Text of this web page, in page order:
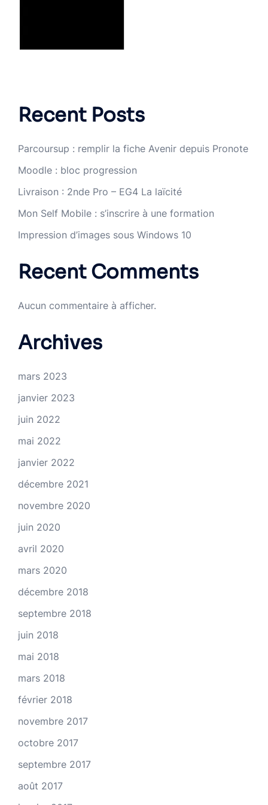
Recent Posts
Parcoursup : remplir la fiche Avenir depuis Pronote
Moodle : bloc progression
Livraison : 2nde Pro – EG4 La laïcité
Mon Self Mobile : s’inscrire à une formation
Impression d’images sous Windows 10
Recent Comments
Aucun commentaire à afficher.
Archives
mars 2023
janvier 2023
juin 2022
mai 2022
janvier 2022
décembre 2021
novembre 2020
juin 2020
avril 2020
mars 2020
décembre 2018
septembre 2018
juin 2018
mai 2018
mars 2018
février 2018
novembre 2017
octobre 2017
septembre 2017
août 2017